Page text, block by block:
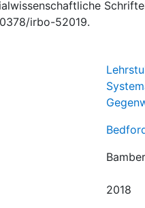
irbo-52019.
2018